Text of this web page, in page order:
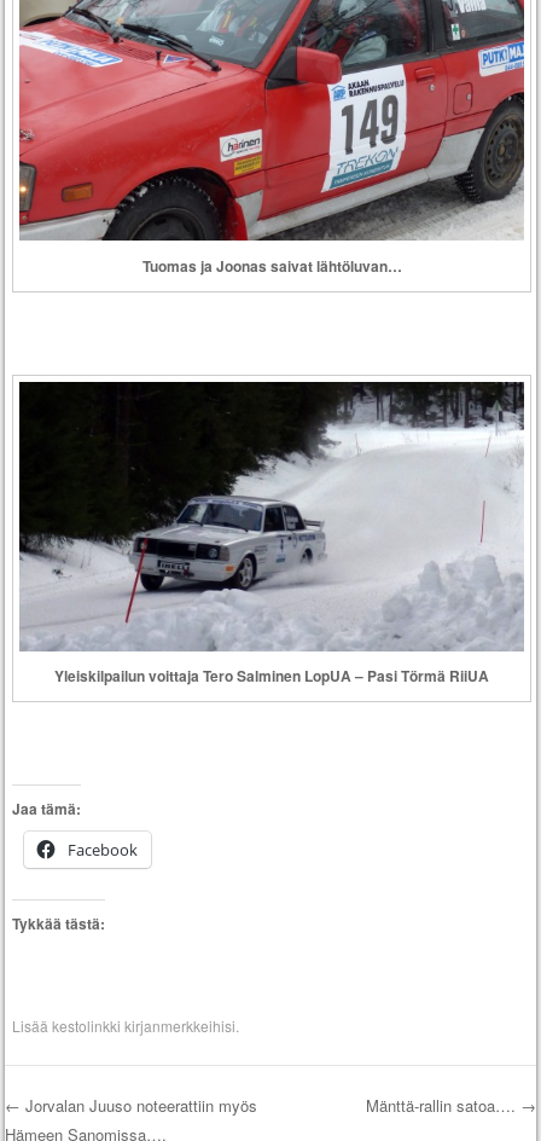
Tuomas ja Joonas saivat lähtöluvan…
Yleiskilpailun voittaja Tero Salminen LopUA – Pasi Törmä RiiUA
Jaa tämä:
Facebook
Tykkää tästä:
Lisääkestolinkki kirjanmerkkeihisi.
← Jorvalan Juuso noteerattiin myös
Hämeen Sanomissa….
Mänttä-rallin satoa…. →